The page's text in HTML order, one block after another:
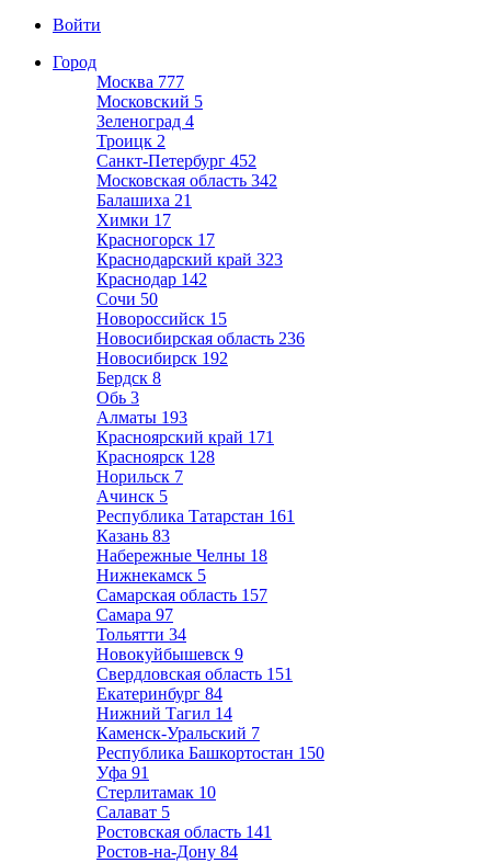
Войти
Город
Москва 777
Московский 5
Зеленоград 4
Троицк 2
Санкт-Петербург 452
Московская область 342
Балашиха 21
Химки 17
Красногорск 17
Краснодарский край 323
Краснодар 142
Сочи 50
Новороссийск 15
Новосибирская область 236
Новосибирск 192
Бердск 8
Обь 3
Алматы 193
Красноярский край 171
Красноярск 128
Норильск 7
Ачинск 5
Республика Татарстан 161
Казань 83
Набережные Челны 18
Нижнекамск 5
Самарская область 157
Самара 97
Тольятти 34
Новокуйбышевск 9
Свердловская область 151
Екатеринбург 84
Нижний Тагил 14
Каменск-Уральский 7
Республика Башкортостан 150
Уфа 91
Стерлитамак 10
Салават 5
Ростовская область 141
Ростов-на-Дону 84